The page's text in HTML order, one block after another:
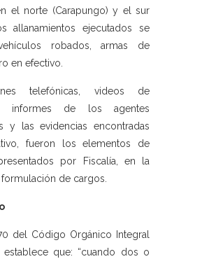
el norte (Carapungo) y el sur
allanamientos ejecutados se
robados, armas de
en efectivo.
telefónicas, videos de
informes de los agentes
y las evidencias encontradas
fueron los elementos de
por Fiscalía, en la
de cargos.
del Código Orgánico Integral
establece que: “cuando dos o